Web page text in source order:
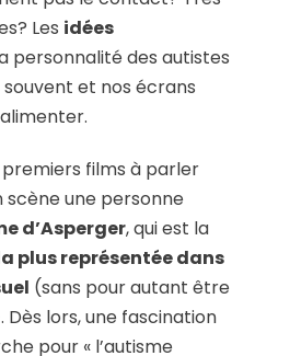
Les idées
personnalité des autistes
et nos écrans
premiers films à parler
scène une personne
d’Asperger, qui est la
plus représentée dans
(sans pour autant être
Dès lors, une fascination
pour « l’autisme